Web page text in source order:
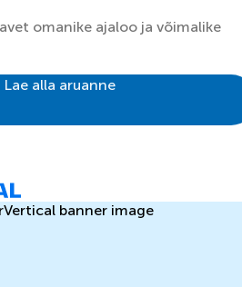
omanike ajaloo ja võimalike
Lae alla aruanne